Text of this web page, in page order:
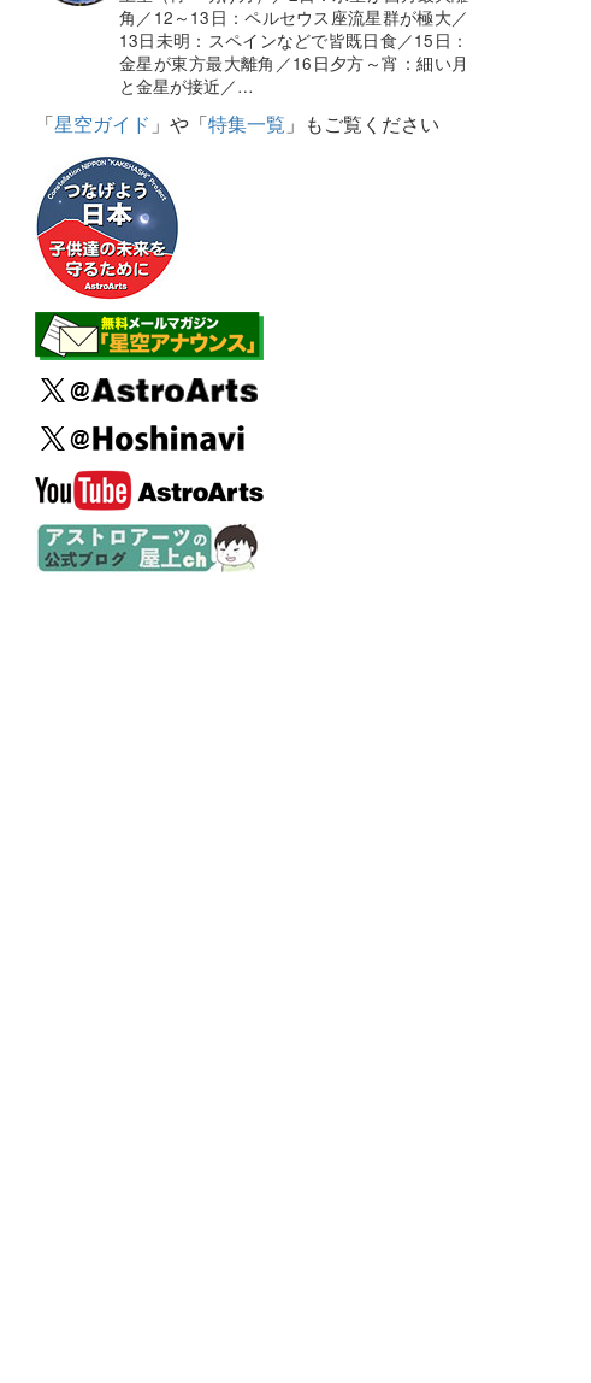
角／12～13日：ペルセウス座流星群が極大／
13日未明：スペインなどで皆既日食／15日：
金星が東方最大離角／16日夕方～宵：細い月
と金星が接近／…
「星空ガイド 」や「特集一覧 」もご覧ください